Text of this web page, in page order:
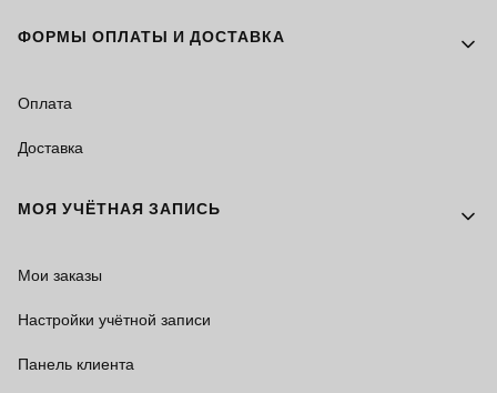
ФОРМЫ ОПЛАТЫ И ДОСТАВКА
Оплата
Доставка
МОЯ УЧЁТНАЯ ЗАПИСЬ
Мои заказы
Настройки учётной записи
Панель клиента